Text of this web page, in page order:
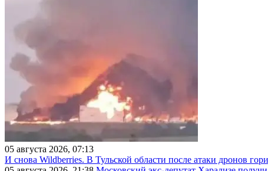
05 августа 2026, 07:13
И снова Wildberries. В Тульской области после атаки дронов